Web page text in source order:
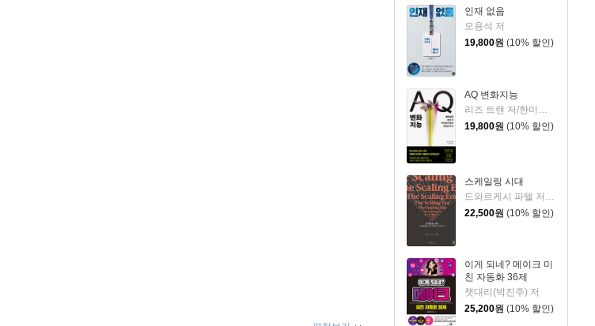
인재 없음
오용석 저
19,800원 (10% 할인)
AQ 변화지능
리즈 트랜 저/한미선 역
19,800원 (10% 할인)
스케일링 시대
22,500원 (10% 할인)
이게 되네? 메이크 미
친 자동화 36제
챗대리(박진주) 저
25,200원 (10% 할인)